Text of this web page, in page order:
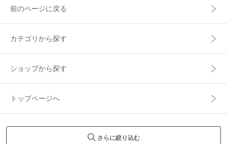
前のページに戻る
カテゴリから探す
ショップから探す
トップページへ
さらに絞り込む